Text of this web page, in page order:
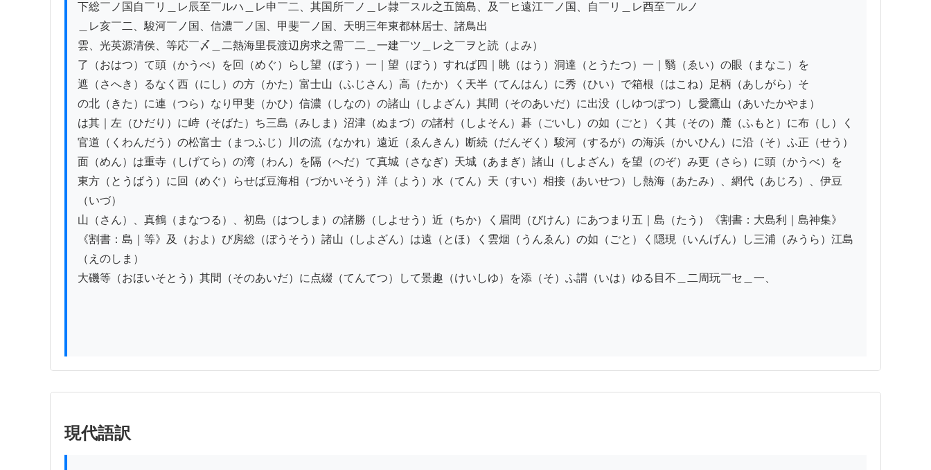
下総￣ノ国自￣リ＿レ辰至￣ルハ＿レ申￣二、其国所￣ノ＿レ隷￣スル之五箇島、及￣ヒ遠江￣ノ国、自￣リ＿レ酉至￣ルノ
＿レ亥￣二、駿河￣ノ国、信濃￣ノ国、甲斐￣ノ国、天明三年東都林居士、諸鳥出
雲、光英源清侯、等応￣〆＿二熱海里長渡辺房求之需￣二＿一建￣ツ＿レ之￣ヲと読（よみ）
了（おはつ）て頭（かうべ）を回（めぐ）らし望（ぼう）一｜望（ぼう）すれば四｜眺（はう）洞達（とうたつ）一｜翳（ゑい）の眼（まなこ）を
遮（さへき）るなく西（にし）の方（かた）富士山（ふじさん）高（たか）く天半（てんはん）に秀（ひい）で箱根（はこね）足柄（あしがら）そ
の北（きた）に連（つら）なり甲斐（かひ）信濃（しなの）の諸山（しよざん）其間（そのあいだ）に出没（しゆつぼつ）し愛鷹山（あいたかやま）
は其｜左（ひだり）に峙（そばた）ち三島（みしま）沼津（ぬまづ）の諸村（しよそん）碁（ごいし）の如（ごと）く其（その）麓（ふもと）に布（し）く
官道（くわんだう）の松富士（まつふじ）川の流（なかれ）遠近（ゑんきん）断続（だんぞく）駿河（するが）の海浜（かいひん）に沿（そ）ふ正（せう）
面（めん）は重寺（しげてら）の湾（わん）を隔（へだ）て真城（さなぎ）天城（あまぎ）諸山（しよざん）を望（のぞ）み更（さら）に頭（かうべ）を
東方（とうばう）に回（めぐ）らせば豆海相（づかいそう）洋（よう）水（てん）天（すい）相接（あいせつ）し熱海（あたみ）、網代（あじろ）、伊豆
（いづ）
山（さん）、真鶴（まなつる）、初島（はつしま）の諸勝（しよせう）近（ちか）く眉間（びけん）にあつまり五｜島（たう）《割書：大島利｜島神集》
《割書：島｜等》及（およ）び房総（ぼうそう）諸山（しよざん）は遠（とほ）く雲烟（うんゑん）の如（ごと）く隠現（いんげん）し三浦（みうら）江島
（えのしま）
大磯等（おほいそとう）其間（そのあいだ）に点綴（てんてつ）して景趣（けいしゆ）を添（そ）ふ謂（いは）ゆる目不＿二周玩￣セ＿一、
現代語訳